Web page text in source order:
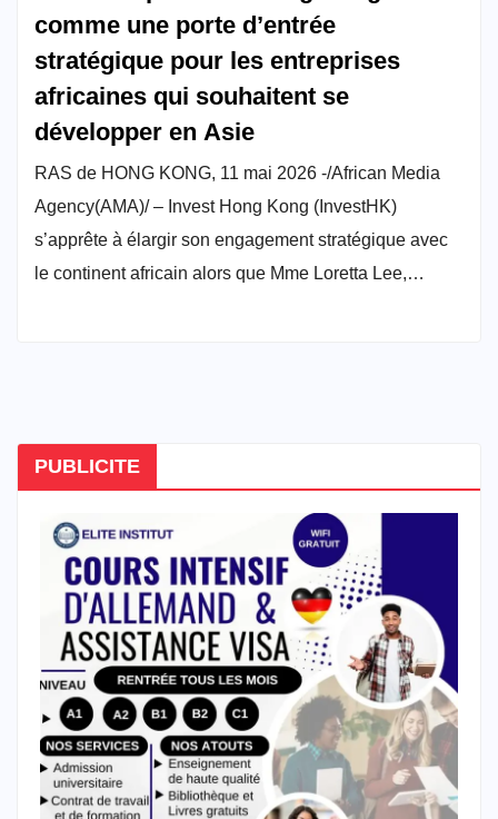
comme une porte d’entrée
stratégique pour les entreprises
africaines qui souhaitent se
développer en Asie
RAS de HONG KONG, 11 mai 2026 -/African Media
Agency(AMA)/ – Invest Hong Kong (InvestHK)
s’apprête à élargir son engagement stratégique avec
le continent africain alors que Mme Loretta Lee,…
PUBLICITE